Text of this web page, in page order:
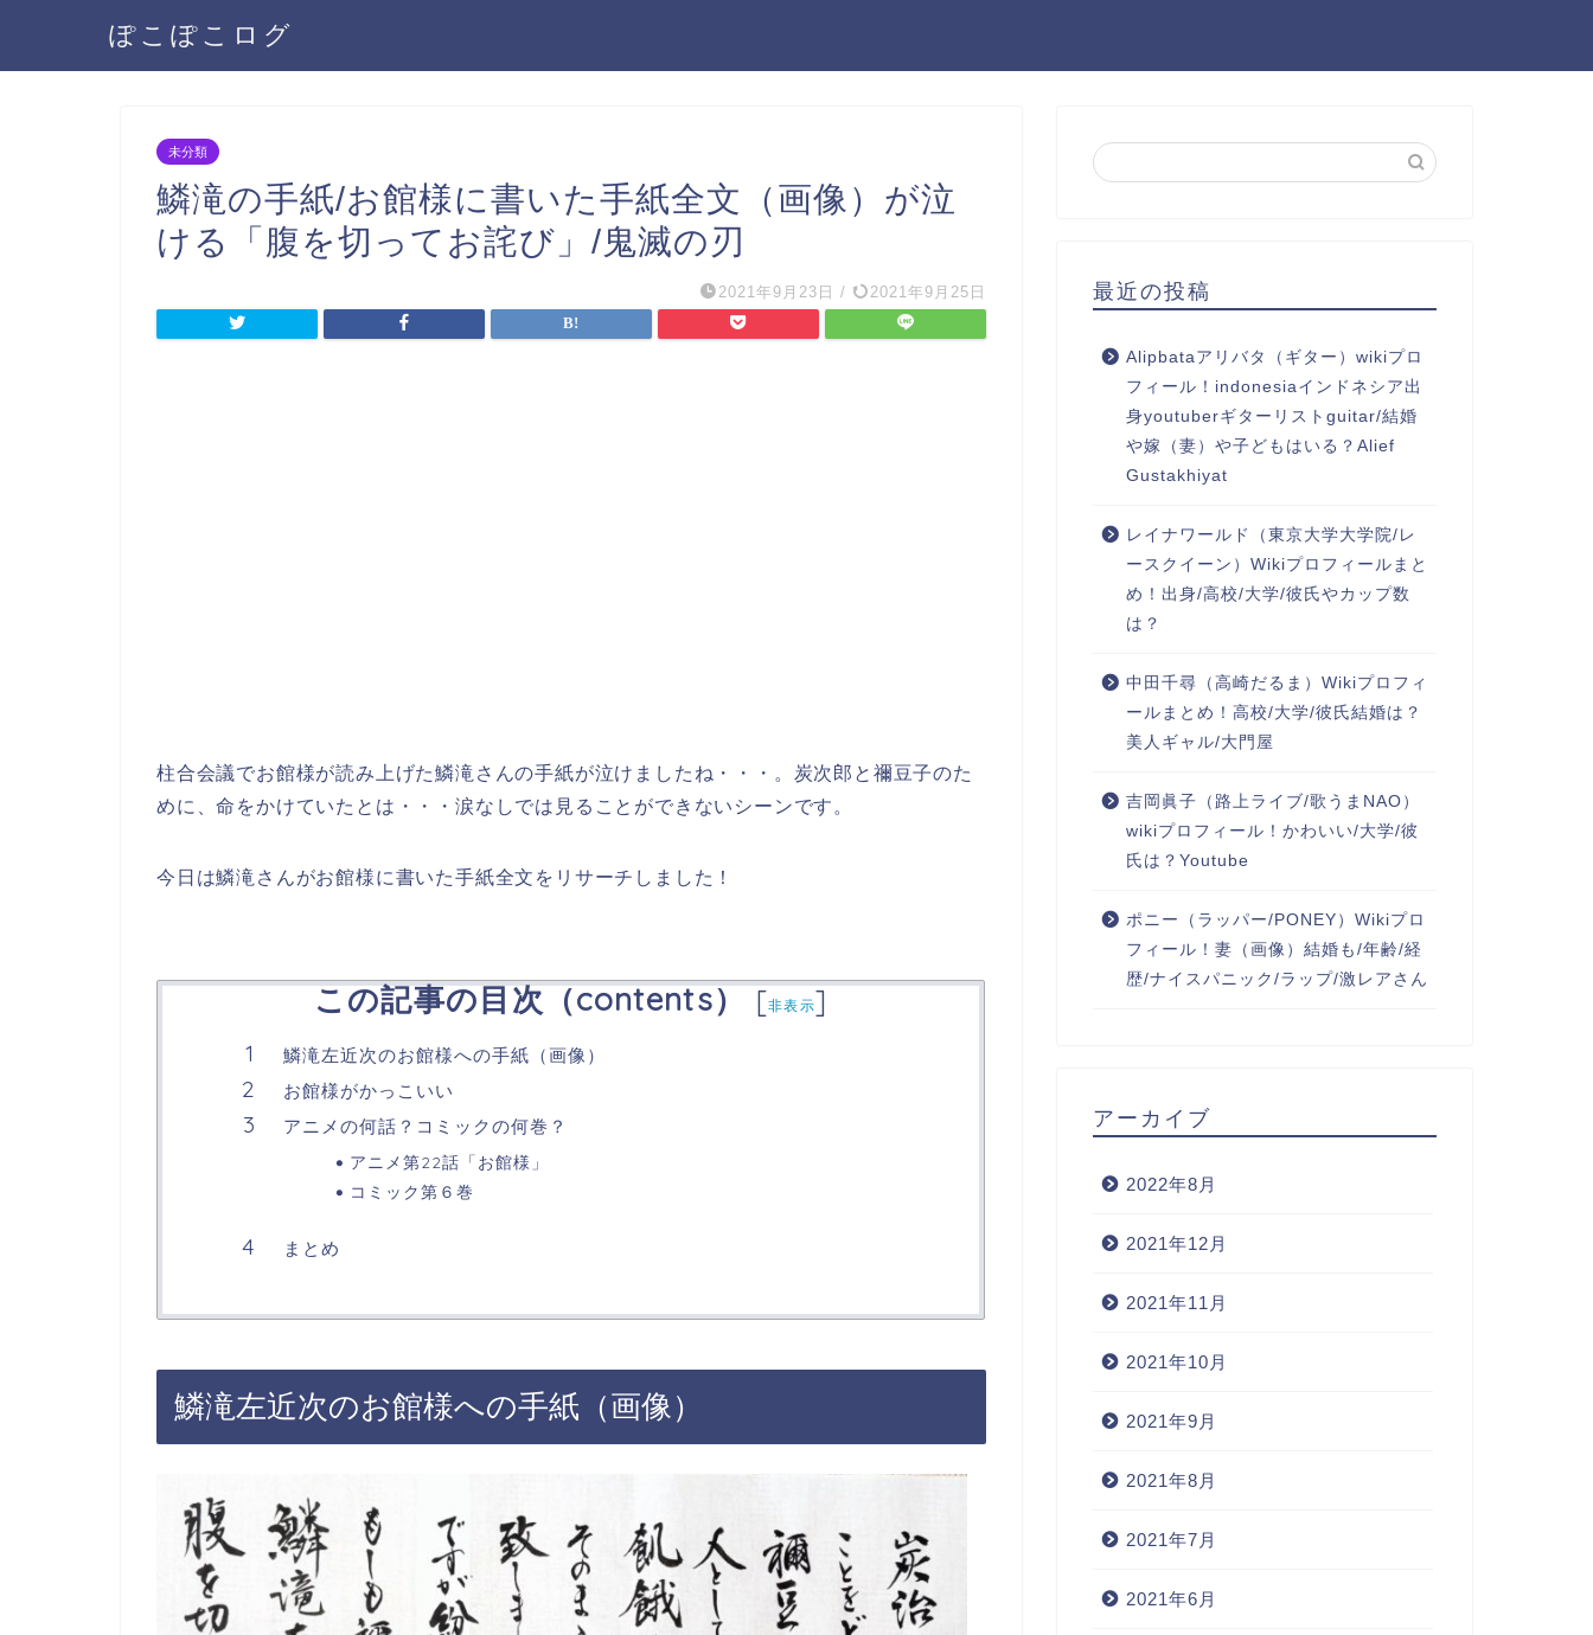
ぽこぽこログ
未分類
鱗滝の手紙/お館様に書いた手紙全文（画像）が泣
ける「腹を切ってお詫び」/鬼滅の刃
2021年9月23日 / 2021年9月25日
柱合会議でお館様が読み上げた鱗滝さんの手紙が泣けましたね・・・。炭次郎と禰豆子のた
めに、命をかけていたとは・・・涙なしでは見ることができないシーンです。
今日は鱗滝さんがお館様に書いた手紙全文をリサーチしました！
この記事の目次（contents） [非表示]
鱗滝左近次のお館様への手紙（画像）
お館様がかっこいい
アニメの何話？コミックの何巻？
アニメ第22話「お館様」
コミック第６巻
まとめ
鱗滝左近次のお館様への手紙（画像）
最近の投稿
Alipbataアリバタ（ギター）wikiプロ
フィール！indonesiaインドネシア出
身youtuberギターリストguitar/結婚
や嫁（妻）や子どもはいる？Alief
Gustakhiyat
レイナワールド（東京大学大学院/レ
ースクイーン）Wikiプロフィールまと
め！出身/高校/大学/彼氏やカップ数
は？
中田千尋（高崎だるま）Wikiプロフィ
ールまとめ！高校/大学/彼氏結婚は？
美人ギャル/大門屋
吉岡眞子（路上ライブ/歌うまNAO）
wikiプロフィール！かわいい/大学/彼
氏は？Youtube
ポニー（ラッパー/PONEY）Wikiプロ
フィール！妻（画像）結婚も/年齢/経
歴/ナイスパニック/ラップ/激レアさん
アーカイブ
2022年8月
2021年12月
2021年11月
2021年10月
2021年9月
2021年8月
2021年7月
2021年6月